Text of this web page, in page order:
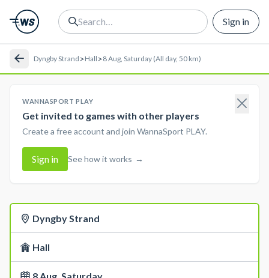
Sign in
Dyngby Strand >Hall >8 Aug, Saturday (All day, 50 km)
WANNASPORT PLAY
Get invited to games with other players
Create a free account and join WannaSport PLAY.
Sign in See how it works →
Dyngby Strand
Hall
8 Aug, Saturday